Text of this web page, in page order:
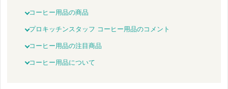
コーヒー用品の商品
プロキッチンスタッフ コーヒー用品のコメント
コーヒー用品の注目商品
コーヒー用品について